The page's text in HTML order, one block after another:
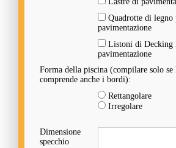
Quadrotte di legno
pavimentazione
Listoni di Decking
pavimentazione
Forma della piscina (compilare solo se
comprende anche i bordi):
Rettangolare
Irregolare
Dimensione
specchio